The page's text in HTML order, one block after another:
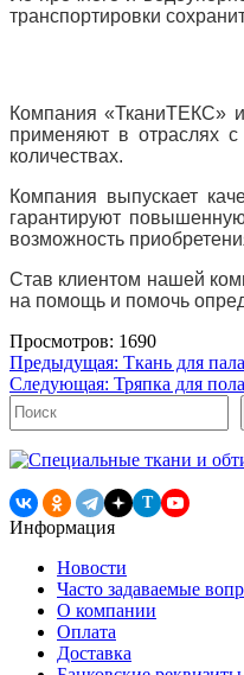
транспортировки
Компания «ТканиТЕКС»
применяют в отраслях
количествах.
Компания выпускает
гарантируют
возможность
Став клиентом нашей
на помощь и помочь
Просмотров: 1690
Навигация
по
записям
Предыдущая: Ткань для
Следующая: Тряпка для
Поиск
T
Информация
Новости
Часто задаваемые
О компании
Оплата
Доставка